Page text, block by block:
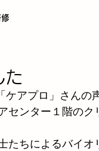
た
アプロ」さんの
ンター１階のク
たちによるバイオ